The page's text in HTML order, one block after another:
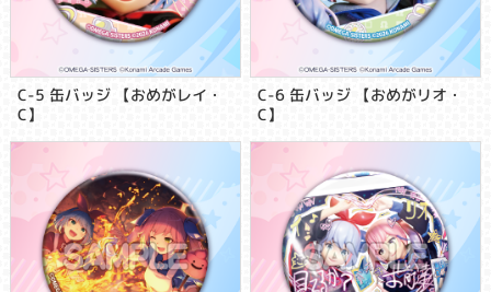
C-5 缶バッジ 【おめがレイ・
C】
C-6 缶バッジ 【おめがリオ・
C】